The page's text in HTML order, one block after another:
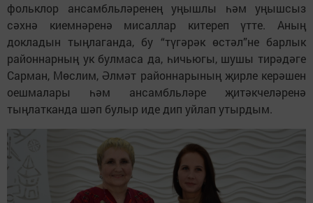
фольклор ансамбльләренең уңышлы һәм уңышсыз
сәхнә киемнәренә мисаллар китереп үтте. Аның
докладын тыңлаганда, бу “түгәрәк өстәл”не барлык
районнарның ук булмаса да, һичьюгы, шушы тирәдәге
Сарман, Мөслим, Әлмәт районнарының җирле керәшен
оешмалары һәм ансамбльләре җитәкчеләренә
тыңлатканда шәп булыр иде дип уйлап утырдым.